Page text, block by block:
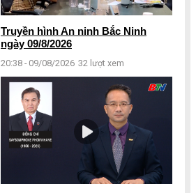
Truyền hình An ninh Bắc Ninh
ngày 09/8/2026
20:38 - 09/08/2026 32 lượt xem